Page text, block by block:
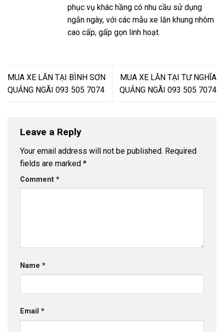
phục vụ khác hầng có nhu cầu sử dụng
ngắn ngày, với các mẫu xe lăn khung nhôm
cao cấp, gấp gọn linh hoạt.
MUA XE LĂN TẠI BÌNH SƠN
QUẢNG NGÃI 093 505 7074
MUA XE LĂN TẠI TƯ NGHĨA
QUẢNG NGÃI 093 505 7074
Leave a Reply
Your email address will not be published. Required
fields are marked *
Comment *
Name *
Email *